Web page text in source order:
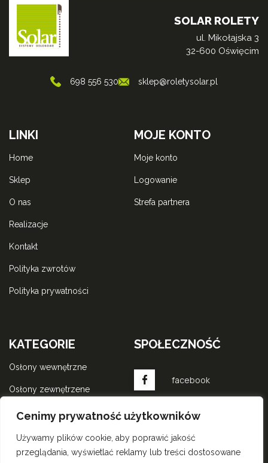
Cenimy prywatność użytkowników
Używamy plików cookie, aby poprawić jakość
przeglądania, wyświetlać reklamy lub treści dostosowane
SOLAR ROLETY
ul. Mikołajska 3
32-600 Oświęcim
698 556 530 sklep@roletysolar.pl
LINKI
home
sklep
o nas
realizacje
kontakt
polityka zwrotów
polityka prywatności
MOJE KONTO
moje konto
logowanie
strefa partnera
KATEGORIE
osłony wewnętrzne
osłony zewnętrzene
wewnętrznych
zewnętrznych
SPOŁECZNOŚĆ
facebook
instagram